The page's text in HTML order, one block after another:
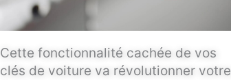
Cette fonctionnalité cachée de vos
clés de voiture va révolutionner votre